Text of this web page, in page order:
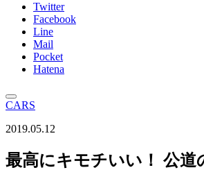
Twitter
Facebook
Line
Mail
Pocket
Hatena
CARS
2019.05.12
最高にキモチいい！ 公道